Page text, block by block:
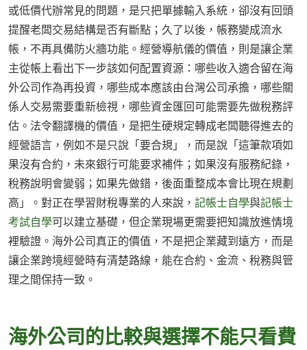
或低價代辦常見的問題，是只把單據輸入系統，卻沒有回頭
提醒老闆交易結構是否有斷點；久了以後，帳務變成流水
帳，不再具備防火牆功能。經營導航儀的價值，則是讓企業
主從帳上看出下一步該如何配置資源：哪些收入適合留在海
外公司作為再投資，哪些成本應該由台灣公司承擔，哪些關
係人交易需要重新檢視，哪些資金匯回可能需要先做稅務評
估。法令翻譯機的價值，是把生硬規定轉成老闆聽得進去的
經營語言，例如不是只說「要合規」，而是說「這筆款項如
果沒有合約，未來銀行可能要求補件；如果沒有服務紀錄，
稅務說明會變弱；如果先做錯，後面重整成本會比現在規劃
高」。對正在學習財稅專業的人來說， 記帳士自學與記帳士
考試自學可以建立基礎，但企業現場更需要把知識放進情境
裡驗證。海外公司真正的價值，不是把企業藏到遠方，而是
讓企業跨境經營時有清楚路線，能在合約、金流、稅務與管
理之間保持一致。
海外公司的比較與選擇不能只看費